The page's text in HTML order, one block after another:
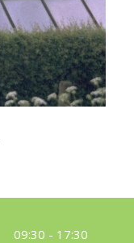
09:30 - 17:30